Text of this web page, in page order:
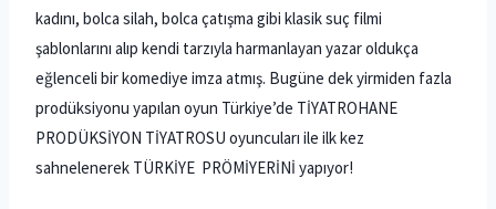
kadını, bolca silah, bolca çatışma gibi klasik suç filmi
şablonlarını alıp kendi tarzıyla harmanlayan yazar oldukça
eğlenceli bir komediye imza atmış. Bugüne dek yirmiden fazla
prodüksiyonu yapılan oyun Türkiye’de TİYATROHANE
PRODÜKSİYON TİYATROSU oyuncuları ile ilk kez
sahnelenerek TÜRKİYE PRÖMİYERİNİ yapıyor!